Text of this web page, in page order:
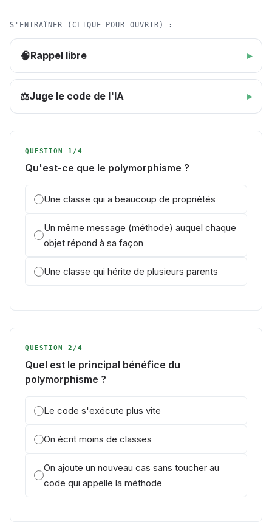
S'ENTRAÎNER (CLIQUE POUR OUVRIR) :
🧠Rappel libre
⚖️Juge le code de l'IA
QUESTION 1/4
Qu'est-ce que le polymorphisme ?
Une classe qui a beaucoup de propriétés
Un même message (méthode) auquel chaque
objet répond à sa façon
Une classe qui hérite de plusieurs parents
QUESTION 2/4
Quel est le principal bénéfice du
polymorphisme ?
Le code s'exécute plus vite
On écrit moins de classes
On ajoute un nouveau cas sans toucher au
code qui appelle la méthode